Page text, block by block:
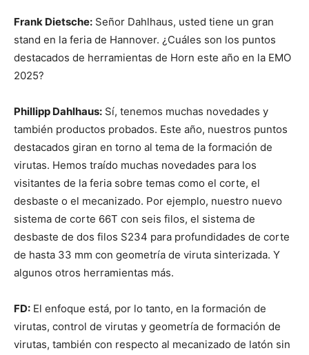
Frank Dietsche: Señor Dahlhaus, usted tiene un gran
stand en la feria de Hannover. ¿Cuáles son los puntos
destacados de herramientas de Horn este año en la EMO
2025?
Phillipp Dahlhaus: Sí, tenemos muchas novedades y
también productos probados. Este año, nuestros puntos
destacados giran en torno al tema de la formación de
virutas. Hemos traído muchas novedades para los
visitantes de la feria sobre temas como el corte, el
desbaste o el mecanizado. Por ejemplo, nuestro nuevo
sistema de corte 66T con seis filos, el sistema de
desbaste de dos filos S234 para profundidades de corte
de hasta 33 mm con geometría de viruta sinterizada. Y
algunos otros herramientas más.
FD: El enfoque está, por lo tanto, en la formación de
virutas, control de virutas y geometría de formación de
virutas, también con respecto al mecanizado de latón sin